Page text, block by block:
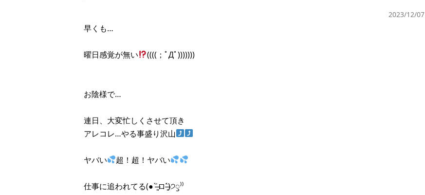
2023/12/07
早くも…
曜日感覚が無い ((((；ﾟДﾟ)))))))
お陰様で…
連日、大変忙しくさせて頂き
アレコレ…やる事盛り沢山
ヤバい 超！超！ヤバい
仕事に追われてる(● ˃̶͈̀ロ˂̶͈́)੭ꠥ⁾⁾